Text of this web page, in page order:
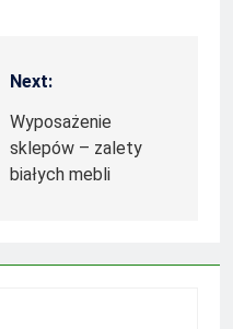
Next:
Wyposażenie
sklepów – zalety
białych mebli